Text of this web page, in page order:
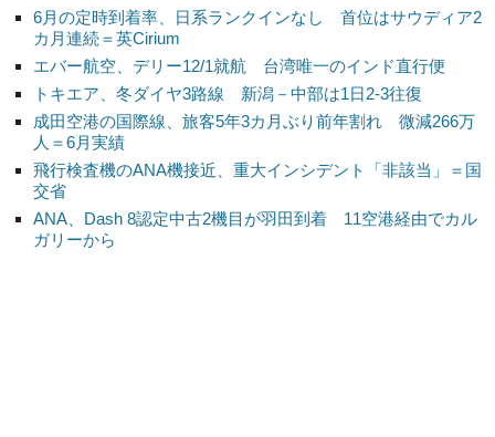
6月の定時到着率、日系ランクインなし 首位はサウディア2
カ月連続＝英Cirium
エバー航空、デリー12/1就航 台湾唯一のインド直行便
トキエア、冬ダイヤ3路線 新潟－中部は1日2-3往復
成田空港の国際線、旅客5年3カ月ぶり前年割れ 微減266万
人＝6月実績
飛行検査機のANA機接近、重大インシデント「非該当」＝国
交省
ANA、Dash 8認定中古2機目が羽田到着 11空港経由でカル
ガリーから